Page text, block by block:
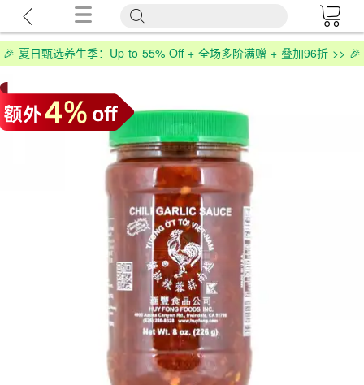
🎉 夏日甄选养生季：Up to 55% Off + 全场多阶满赠 + 叠加96折 >> 🎉